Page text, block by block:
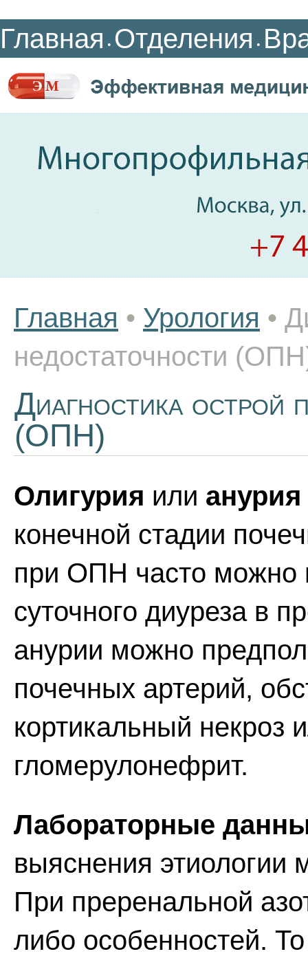
Главная • Отделения •
Главная • Урология •
недостаточности
Диагностика острой
(ОПН)
Олигурия или анурия
конечной стадии
при ОПН часто можно
суточного диуреза в
анурии можно
почечных артерий,
кортикальный некроз
гломерулонефрит.
Лабораторные
выяснения этиологии
При преренальной
либо особенностей.